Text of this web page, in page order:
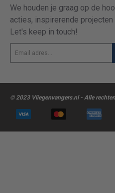
We houden je graag op de
acties, inspirerende
Let's keep in touch!
adres...
© 2023 Vliegenvangers.nl - Alle